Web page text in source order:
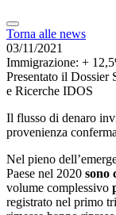
Torna alle news
03/11/2021
Immigrazione: +
Presentato il Dossier
e Ricerche IDOS
Il flusso di denaro
provenienza
Nel pieno
Paese nel 2020 sono
volume complessivo
registrato nel primo